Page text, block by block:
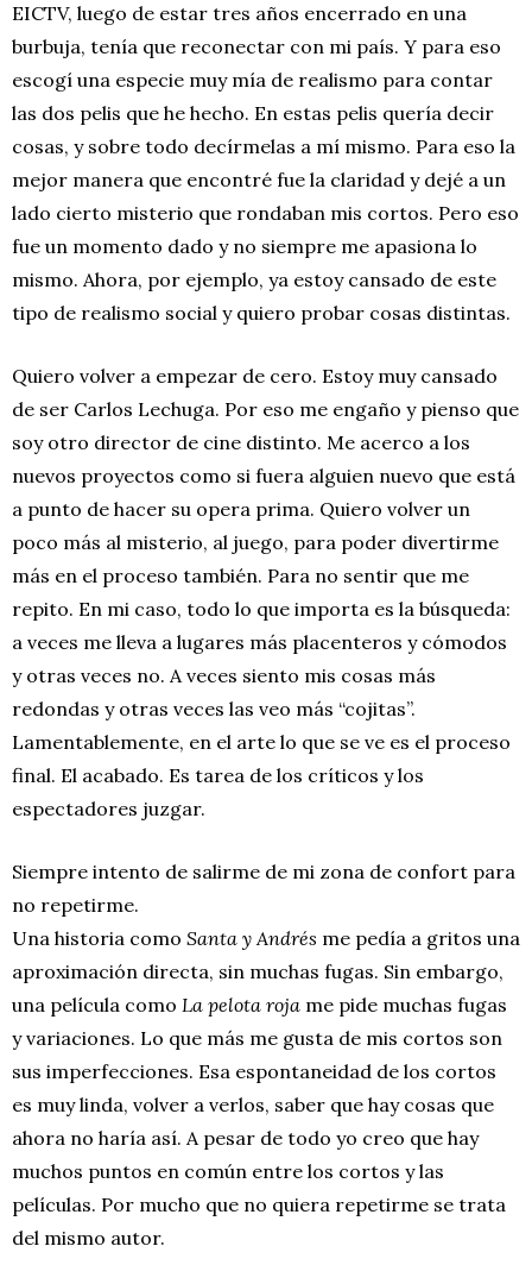
EICTV, luego de estar tres años encerrado en una
burbuja, tenía que reconectar con mi país. Y para eso
escogí una especie muy mía de realismo para contar
las dos pelis que he hecho. En estas pelis quería decir
cosas, y sobre todo decírmelas a mí mismo. Para eso la
mejor manera que encontré fue la claridad y dejé a un
lado cierto misterio que rondaban mis cortos. Pero eso
fue un momento dado y no siempre me apasiona lo
mismo. Ahora, por ejemplo, ya estoy cansado de este
tipo de realismo social y quiero probar cosas distintas.
Quiero volver a empezar de cero. Estoy muy cansado
de ser Carlos Lechuga. Por eso me engaño y pienso que
soy otro director de cine distinto. Me acerco a los
nuevos proyectos como si fuera alguien nuevo que está
a punto de hacer su opera prima. Quiero volver un
poco más al misterio, al juego, para poder divertirme
más en el proceso también. Para no sentir que me
repito. En mi caso, todo lo que importa es la búsqueda:
a veces me lleva a lugares más placenteros y cómodos
y otras veces no. A veces siento mis cosas más
redondas y otras veces las veo más “cojitas”.
Lamentablemente, en el arte lo que se ve es el proceso
final. El acabado. Es tarea de los críticos y los
espectadores juzgar.
Siempre intento de salirme de mi zona de confort para
no repetirme.
Una historia como Santa y Andrés me pedía a gritos una
aproximación directa, sin muchas fugas. Sin embargo,
una película como La pelota roja me pide muchas fugas
y variaciones. Lo que más me gusta de mis cortos son
sus imperfecciones. Esa espontaneidad de los cortos
es muy linda, volver a verlos, saber que hay cosas que
ahora no haría así. A pesar de todo yo creo que hay
muchos puntos en común entre los cortos y las
películas. Por mucho que no quiera repetirme se trata
del mismo autor.